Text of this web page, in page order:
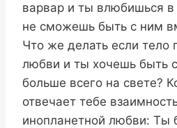
варвар и ты влюбишься
не сможешь быть с ним
Что же делать если тело
любви и ты хочешь быть
больше всего на свете?
отвечает тебе
инопланетной любви: Ты